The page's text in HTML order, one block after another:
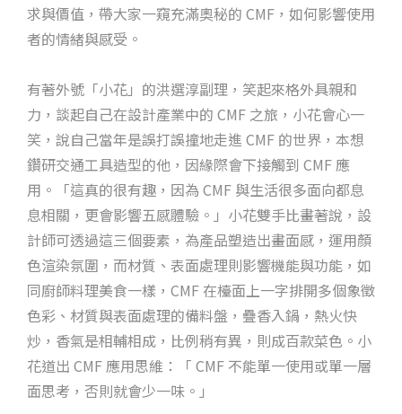
求與價值，帶大家一窺充滿奧秘的 CMF，如何影響使用
者的情緒與感受。
有著外號「小花」的洪選淳副理，笑起來格外具親和
力，談起自己在設計產業中的 CMF 之旅，小花會心一
笑，說自己當年是誤打誤撞地走進 CMF 的世界，本想
鑽研交通工具造型的他，因緣際會下接觸到 CMF 應
用。「這真的很有趣，因為 CMF 與生活很多面向都息
息相關，更會影響五感體驗。」小花雙手比畫著說，設
計師可透過這三個要素，為產品塑造出畫面感，運用顏
色渲染氛圍，而材質、表面處理則影響機能與功能，如
同廚師料理美食一樣，CMF 在檯面上一字排開多個象徵
色彩、材質與表面處理的備料盤，疊香入鍋，熱火快
炒，香氣是相輔相成，比例稍有異，則成百款菜色。小
花道出 CMF 應用思維：「 CMF 不能單一使用或單一層
面思考，否則就會少一味。」